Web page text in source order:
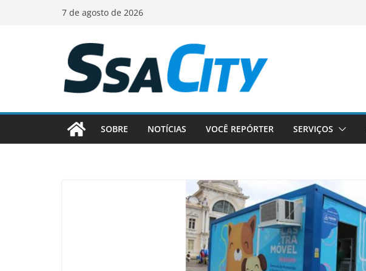
7 de agosto de 2026
SOBRE NOTÍCIAS VOCÊ REPÓRTER SERVIÇOS